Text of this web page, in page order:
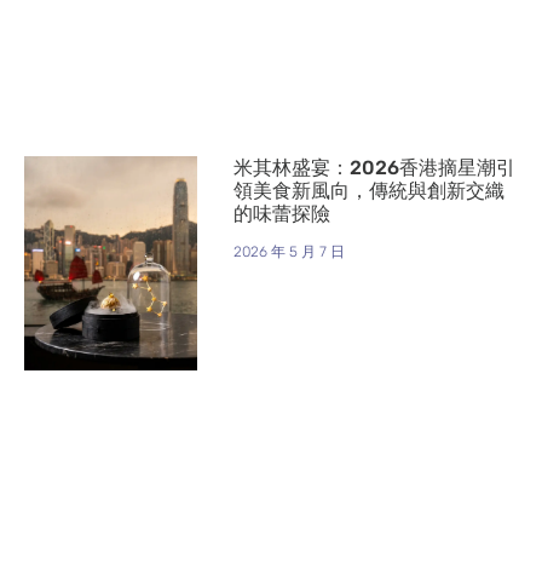
米其林盛宴：2026香港摘星潮引
領美食新風向，傳統與創新交織
的味蕾探險
2026 年 5 月 7 日